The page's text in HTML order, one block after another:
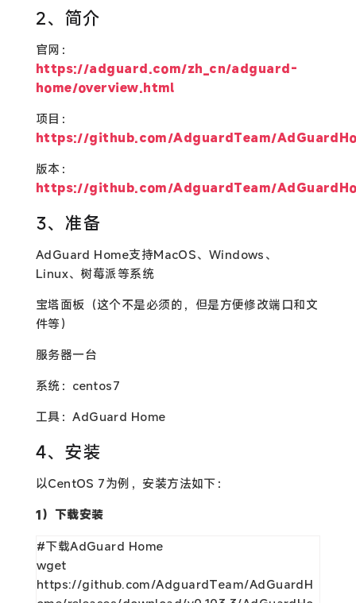
2、简介
官网：
https://adguard.com/zh_cn/adguard-
home/overview.html
项目：
https://github.com/AdguardTeam/
版本：
https://github.com/AdguardTeam/
3、准备
AdGuard Home支持MacOS、Windows、
Linux、树莓派等系统
宝塔面板（这个不是必须的，但是方便修改端口和文
件等）
服务器一台
系统：centos7
工具：AdGuard Home
4、安装
以CentOS 7为例，安装方法如下：
1）下载安装
#下载AdGuard Home
wget
https://github.com/AdguardTeam/AdGuardH